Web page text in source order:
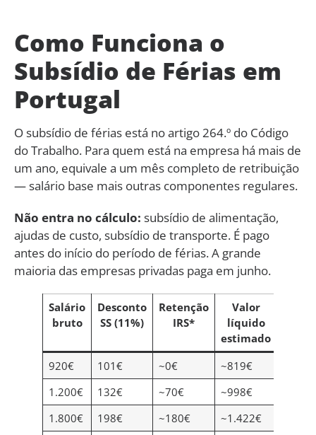
Como Funciona o
Subsídio de Férias em
Portugal
O subsídio de férias está no artigo 264.º do Código
do Trabalho. Para quem está na empresa há mais de
um ano, equivale a um mês completo de retribuição
— salário base mais outras componentes regulares.
Não entra no cálculo: subsídio de alimentação,
ajudas de custo, subsídio de transporte. É pago
antes do início do período de férias. A grande
maioria das empresas privadas paga em junho.
Salário
bruto
Desconto
SS (11%)
Retenção
IRS*
Valor
líquido
estimado
920€
101€ ~0€
~819€
1.200€
132€ ~70€
~998€
1.800€
198€ ~180€
~1.422€